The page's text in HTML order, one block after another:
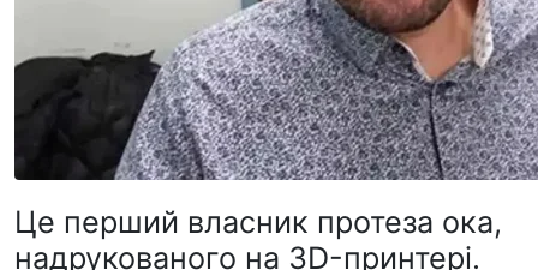
Це перший власник протеза ока,
надрукованого на 3D-принтері.